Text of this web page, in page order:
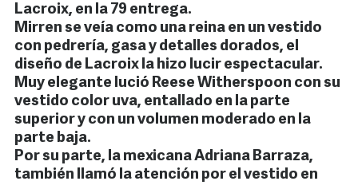
Lacroix, en la 79 entrega.
Mirren se veía como una reina en un vestido
con pedrería, gasa y detalles dorados, el
diseño de Lacroix la hizo lucir espectacular.
Muy elegante lució Reese Witherspoon con su
vestido color uva, entallado en la parte
superior y con un volumen moderado en la
parte baja.
Por su parte, la mexicana Adriana Barraza,
también llamó la atención por el vestido en